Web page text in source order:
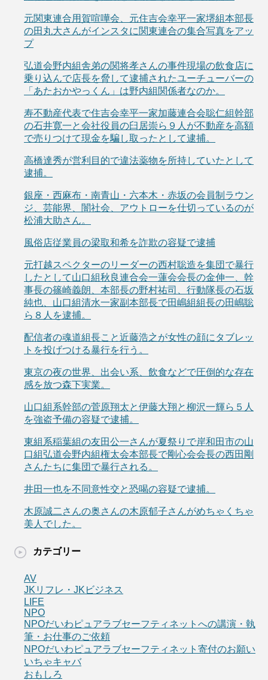
元関東連合用賀喧嘩会、元住吉会幸平一家堺組本部長
の田丸大さんがインスタに関東連合の集合写真をアッ
プ
弘道会野内組舎弟の関将孝さんの事件現場の飲食店に
乗り込んで店長を脅して逮捕されたユーチューバーの
「あたおかやっくん」は野内組関係者なのか。
寿不動産代表で住吉会幸平一家加藤連合会聡仁組幹部
の石井寛一と会社役員の臼居崇ら９人が不動産を高額
で売りつけて現金を騙し取ったとして逮捕。
高橋達秀が営利目的で違法薬物を所持していたとして
逮捕。
銀座・西麻布・南青山・六本木・赤坂の会員制ラウン
ジ、芸能界、闇社会、アウトローを仕切っているのが
松浦大助さん。
風俗店従業員の梁取和希を詐欺の容疑で逮捕
元打越スペクターのリーダーの西村聡造を集団で暴行
したとして山口組秋良連合会一蓮会会長の金伸一、幹
事長の篠崎義朗、本部長の野村祐司、行動隊長の石坂
純也、山口組清水一家副本部長で田嶋組組長の田嶋聡
ら８人を逮捕。
配信者の魂道組長こと近藤浩之が女性の顔にタブレッ
トを投げつける暴行を行う。
東京の夜の世界、出会い系、飲食などで圧倒的な存在
感を放つ森下実業。
山口組系幹部の菅原翔太と伊藤大翔と柳沢一輝ら５人
を強盗予備の容疑で逮捕。
東組系稲葉組の友田公一さんが夏祭りで岸和田市の山
口組弘道会野内組権太会本部長で剛心会会長の西田剛
さんたちに集団で暴行される。
井田一也を不同意性交と恐喝の容疑で逮捕。
木原誠二さんの奥さんの木原郁子さんがめちゃくちゃ
美人でした。
カテゴリー
AV
JKリフレ・JKビジネス
LIFE
NPO
NPOだいわピュアラブセーフティネットへの講演・執
筆・お仕事のご依頼
NPOだいわピュアラブセーフティネット寄付のお願い
いちゃキャバ
おもしろ